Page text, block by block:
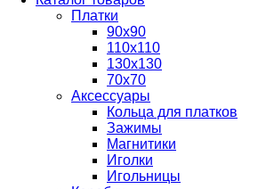
Платки
90x90
110x110
130x130
70х70
Аксессуары
Кольца для платков
Зажимы
Магнитики
Иголки
Игольницы